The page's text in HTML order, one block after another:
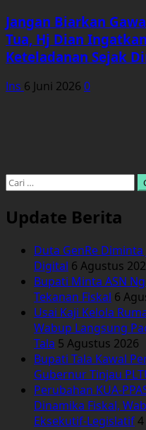
Jangan Biarkan
Tua, Hj Dian
Keteladanan Sejak
Ins 6 Juni 2026 0
Cari
Update Berita
Duta GenRe
Digital 6 Agustus
Bupati Minta ASN
Tekanan Fiskal 6
Usai Kaji Kelola
Wabup Langsung
Tala 5 Agustus 2026
Bupati Tala Kawal
Gubernur Tinjau
Perubahan KUA-
Dinamika Fiskal,
Eksekutif-Legislatif